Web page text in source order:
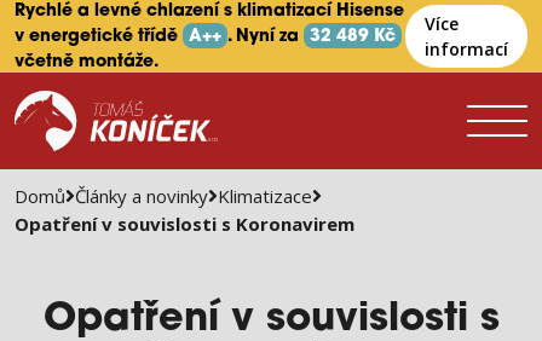
Domů Články a novinky Klimatizace
Opatření v souvislosti s Koronavirem
Opatření v souvislosti s
Rychlé a levné chlazení s klimatizací Hisense
v energetické třídě
A++ . Nyní za
32 489 Kč
včetně montáže.
Více
informací